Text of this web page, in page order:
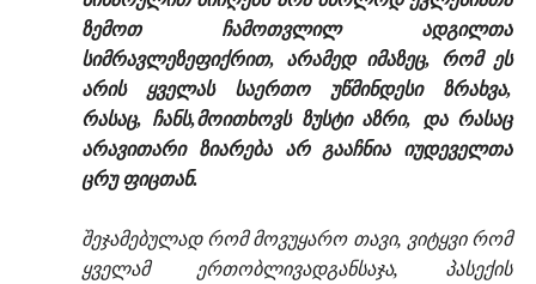
ზემოთ ჩამოთვლილ ადგილთა
სიმრავლეზეფიქრით, არამედ იმაზეც, რომ ეს
არის ყველას საერთო უწმინდესი ზრახვა,
რასაც, ჩანს,მოითხოვს ზუსტი აზრი, და რასაც
არავითარი ზიარება არ გააჩნია იუდეველთა
ცრუ ფიცთან.
შეჯამებულად რომ მოვუყარო თავი, ვიტყვი რომ
ყველამ ერთობლივადგანსაჯა, პასექის